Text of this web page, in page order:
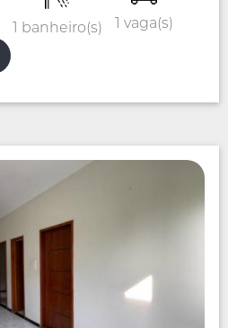
1 banheiro(s)
1 vaga(s)